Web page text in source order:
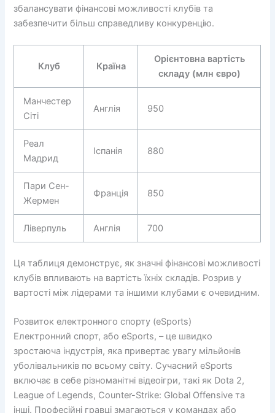
збалансувати фінансові можливості клубів та
забезпечити більш справедливу конкуренцію.
Клуб Країна
Орієнтовна вартість
складу (млн євро)
Манчестер
Сіті
Англія 950
Реал
Мадрид
Іспанія 880
Пари Сен-
Жермен
Франція 850
Ліверпуль Англія 700
Ця таблиця демонструє, як значні фінансові можливості
клубів впливають на вартість їхніх складів. Розрив у
вартості між лідерами та іншими клубами є очевидним.
Розвиток електронного спорту (eSports)
Електронний спорт, або eSports, – це швидко
зростаюча індустрія, яка привертає увагу мільйонів
уболівальників по всьому світу. Сучасний eSports
включає в себе різноманітні відеоігри, такі як Dota 2,
League of Legends, Counter-Strike: Global Offensive та
інші. Професійні гравці змагаються у командах або